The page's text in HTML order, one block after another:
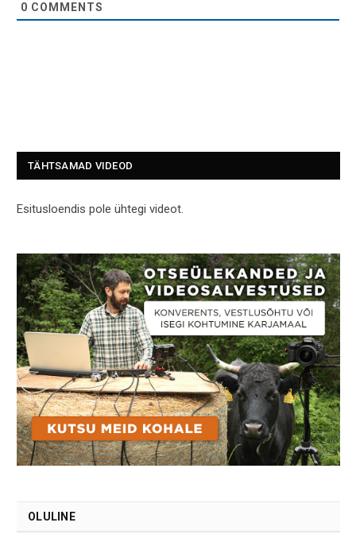
0 COMMENTS
TÄHTSAMAD VIDEOD
Esitusloendis pole ühtegi videot.
OLULINE